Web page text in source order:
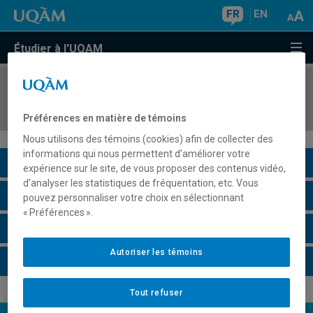
FR EN
Étudier à l'UQAM
COURS//
Description du cours
Horaire - Été 2026
Préférences en matière de témoins
Nous utilisons des témoins (cookies) afin de collecter des
informations qui nous permettent d’améliorer votre
expérience sur le site, de vous proposer des contenus vidéo,
d’analyser les statistiques de fréquentation, etc. Vous
pouvez personnaliser votre choix en sélectionnant
« Préférences ».
Tout refuser
Autoriser les témoins